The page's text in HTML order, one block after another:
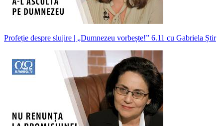
Profeție despre slujire | „Dumnezeu vorbește!” 6.11 cu Gabriela Știr